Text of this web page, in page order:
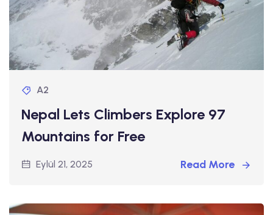
A2
Nepal Lets Climbers Explore 97
Mountains for Free
Eylül 21, 2025 Read More